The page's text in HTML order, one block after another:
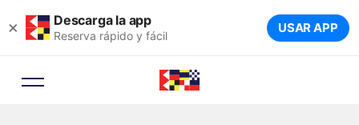
× Descarga la app
Reserva rápido y fácil USAR APP